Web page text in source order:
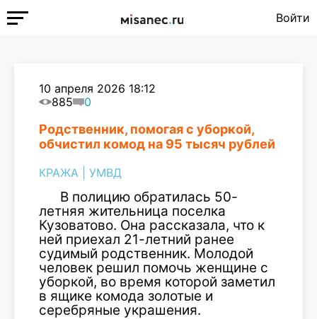
Войти
10 апреля 2026 18:12
885
0
Родственник, помогая с уборкой,
обчистил комод на 95 тысяч рублей
КРАЖА УМВД
В полицию обратилась 50-
летняя жительница поселка
Кузоватово. Она рассказала, что к
ней приехал 21-летний ранее
судимый родственник. Молодой
человек решил помочь женщине с
уборкой, во время которой заметил
в ящике комода золотые и
серебряные украшения.